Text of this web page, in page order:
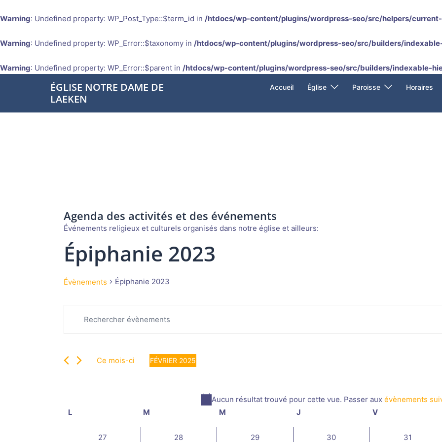
Warning: Undefined property: WP_Post_Type::$term_id in /htdocs/wp-content/plugins/wordpress-seo/src/helpers/
Warning: Undefined property: WP_Error::$taxonomy in /htdocs/wp-content/plugins/wordpress-seo/src/builders/
Warning: Undefined property: WP_Error::$parent in /htdocs/wp-content/plugins/wordpress-seo/src/builders/indexable-
ÉGLISE NOTRE DAME DE
LAEKEN
Accueil Église Paroisse Horaires
Agenda des activités et des événements
Événements religieux et culturels organisés dans notre église et ailleurs:
Épiphanie 2023
Évènements Épiphanie 2023
Évènements
Notice
Aucun résultat trouvé pour cette vue. Passer aux évènements
Recherche
navigation
vues
Évènements
Ce mois-ci FÉVRIER 2025
Calendrier
Évènements
L M M J Vvendredi
0
27
0
28
0
29
0
30
0
31